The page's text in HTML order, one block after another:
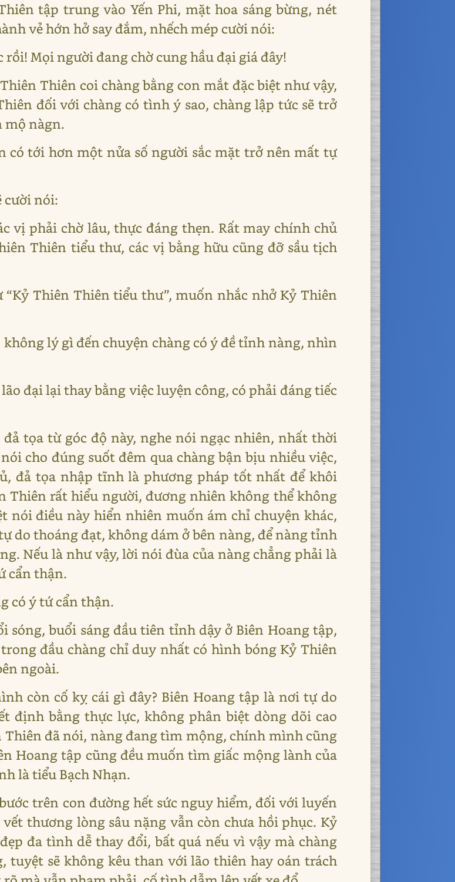
tập trung vào Yến Phi, mặt hoa sáng bừng, nét
vẻ hớn hở say đắm, nhếch mép cười nói:
Mọi người đang chờ cung hầu đại giá đây!
Thiên coi chàng bằng con mắt đặc biệt như vậy,
đối với chàng có tình ý sao, chàng lập tức sẽ trở
mộ nàgn.
có tới hơn một nửa số người sắc mặt trở nên mất tự
cười nói:
vị phải chờ lâu, thực đáng thẹn. Rất may chính chủ
Thiên tiểu thư, các vị bằng hữu cũng đỡ sầu tịch
Thiên Thiên tiểu thư”, muốn nhắc nhở Kỷ Thiên
lý gì đến chuyện chàng có ý đề tỉnh nàng, nhìn
đại lại thay bằng việc luyện công, có phải đáng tiếc
tọa từ góc độ này, nghe nói ngạc nhiên, nhất thời
cho đúng suốt đêm qua chàng bận bịu nhiều việc,
đả tọa nhập tĩnh là phương pháp tốt nhất để khôi
Thiên rất hiểu người, đương nhiên không thể không
nói điều này hiển nhiên muốn ám chỉ chuyện khác,
do thoáng đạt, không dám ở bên nàng, để nàng tỉnh
Nếu là như vậy, lời nói đùa của nàng chẳng phải là
cẩn thận.
có ý tứ cẩn thận.
sóng, buổi sáng đầu tiên tỉnh dậy ở Biên Hoang tập,
đầu chàng chỉ duy nhất có hình bóng Kỷ Thiên
ngoài.
còn cố kỵ cái gì đây? Biên Hoang tập là nơi tự do
định bằng thực lực, không phân biệt dòng dõi cao
Thiên đã nói, nàng đang tìm mộng, chính mình cũng
Hoang tập cũng đều muốn tìm giấc mộng lành của
là tiểu Bạch Nhạn.
trên con đường hết sức nguy hiểm, đối với luyến
thương lòng sâu nặng vẫn còn chưa hồi phục. Kỷ
đa tình dễ thay đổi, bất quá nếu vì vậy mà chàng
sẽ không kêu than với lão thiên hay oán trách